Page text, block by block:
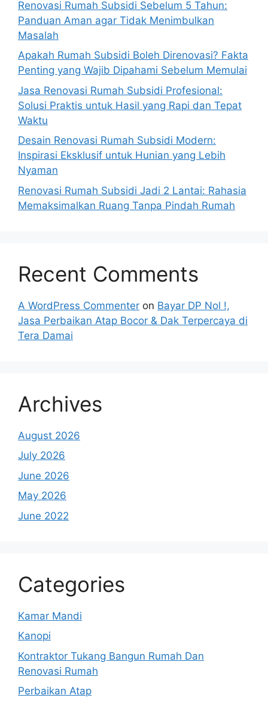
Renovasi Rumah Subsidi Sebelum 5 Tahun:
Panduan Aman agar Tidak Menimbulkan
Masalah
Apakah Rumah Subsidi Boleh Direnovasi? Fakta
Penting yang Wajib Dipahami Sebelum Memulai
Jasa Renovasi Rumah Subsidi Profesional:
Solusi Praktis untuk Hasil yang Rapi dan Tepat
Waktu
Desain Renovasi Rumah Subsidi Modern:
Inspirasi Eksklusif untuk Hunian yang Lebih
Nyaman
Renovasi Rumah Subsidi Jadi 2 Lantai: Rahasia
Memaksimalkan Ruang Tanpa Pindah Rumah
Recent Comments
A WordPress Commenter on Bayar DP Nol !,
Jasa Perbaikan Atap Bocor & Dak Terpercaya di
Tera Damai
Archives
August 2026
July 2026
June 2026
May 2026
June 2022
Categories
Kamar Mandi
Kanopi
Kontraktor Tukang Bangun Rumah Dan
Renovasi Rumah
Perbaikan Atap